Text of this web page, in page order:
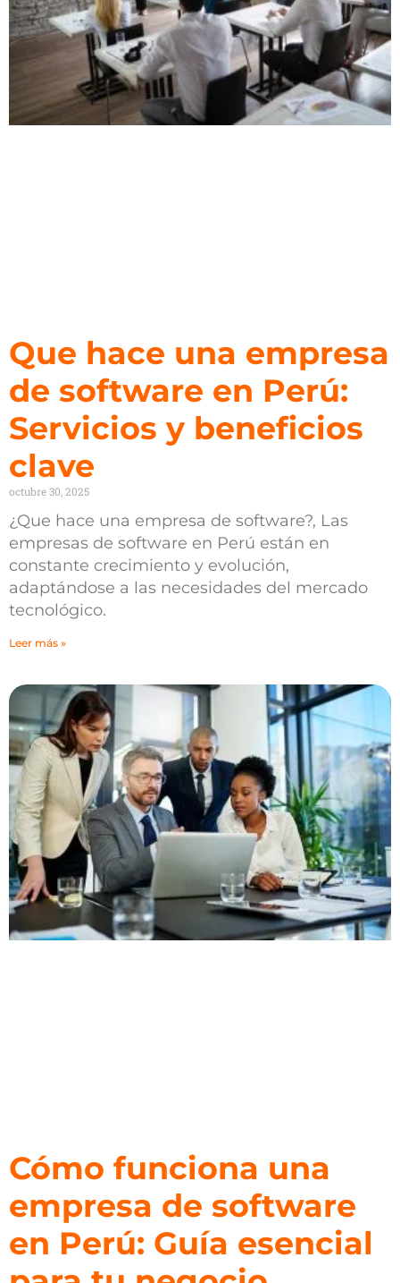
Que hace una empresa
de software en Perú:
Servicios y beneficios
clave
octubre 30, 2025
¿Que hace una empresa de software?, Las
empresas de software en Perú están en
constante crecimiento y evolución,
adaptándose a las necesidades del mercado
tecnológico.
Leer más »
Cómo funciona una
empresa de software
en Perú: Guía esencial